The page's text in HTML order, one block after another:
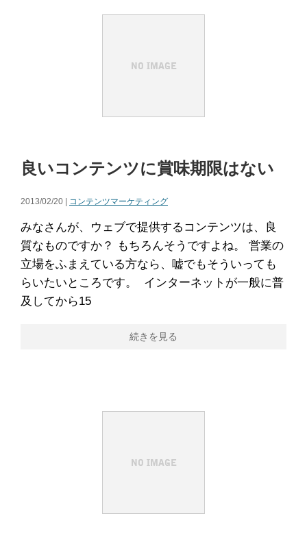
良いコンテンツに賞味期限はない
2013/02/20 | コンテンツマーケティング
みなさんが、ウェブで提供するコンテンツは、良
質なものですか？ もちろんそうですよね。 営業の
立場をふまえている方なら、嘘でもそういっても
らいたいところです。 インターネットが一般に普
及してから15
続きを見る